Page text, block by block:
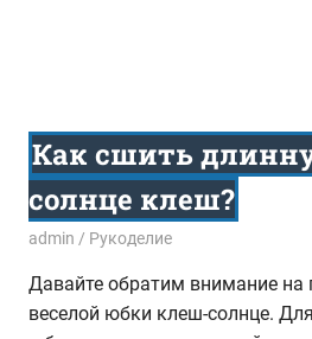
Как сшить
солнце клеш?
21.07.2014
admin Рукоделие
Давайте обратим внимание на
веселой юбки клеш-солнце.